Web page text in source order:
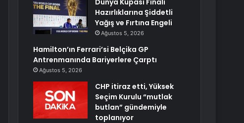
Dünya Kupası Finali
Hazırlıklarına Şiddetli
Yağış ve Fırtına Engeli
Ağustos 5, 2026
Hamilton’ın Ferrari’si Belçika GP
Antrenmanında Bariyerlere Çarptı
Ağustos 5, 2026
CHP itiraz etti, Yüksek
Seçim Kurulu “mutlak
butlan” gündemiyle
toplanıyor